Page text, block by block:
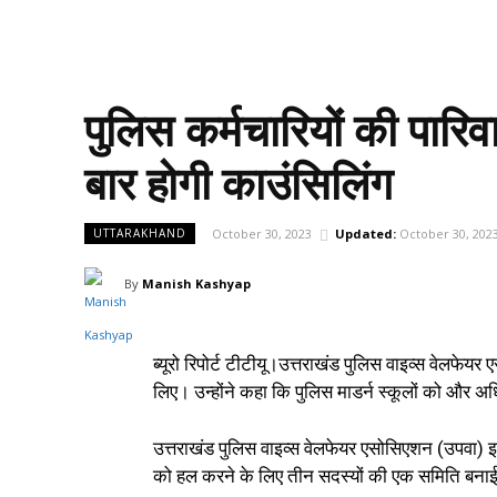
पुलिस कर्मचारियों की
बार होगी काउंसिलिंग
UTTARAKHAND October 30, 2023 Updated: October 30,
By Manish Kashyap
ब्यूरो रिपोर्ट टीटीयू।उत्तराखंड पुलिस वाइव्स
लिए। उन्होंने कहा कि पुलिस माडर्न स्कूलों को और
उत्तराखंड पुलिस वाइव्स वेलफेयर एसोसिएशन (उपवा)
को हल करने के लिए तीन सदस्यों की एक समिति बनाई